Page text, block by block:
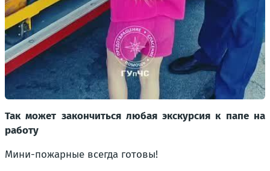
Так может закончиться любая экскурсия к папе на
работу
Мини-пожарные всегда готовы!